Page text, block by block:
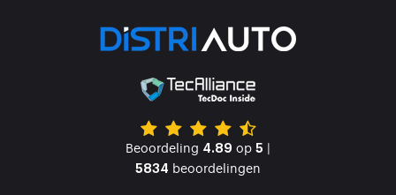
Beoordeling 4.89 op 5 |
5834 beoordelingen